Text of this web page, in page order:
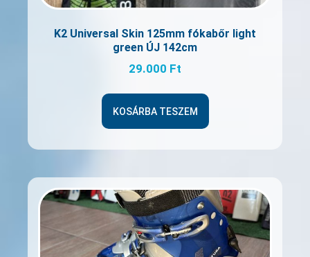
K2 Universal Skin 125mm fókabőr light
green ÚJ 142cm
29.000 Ft
KOSÁRBA TESZEM